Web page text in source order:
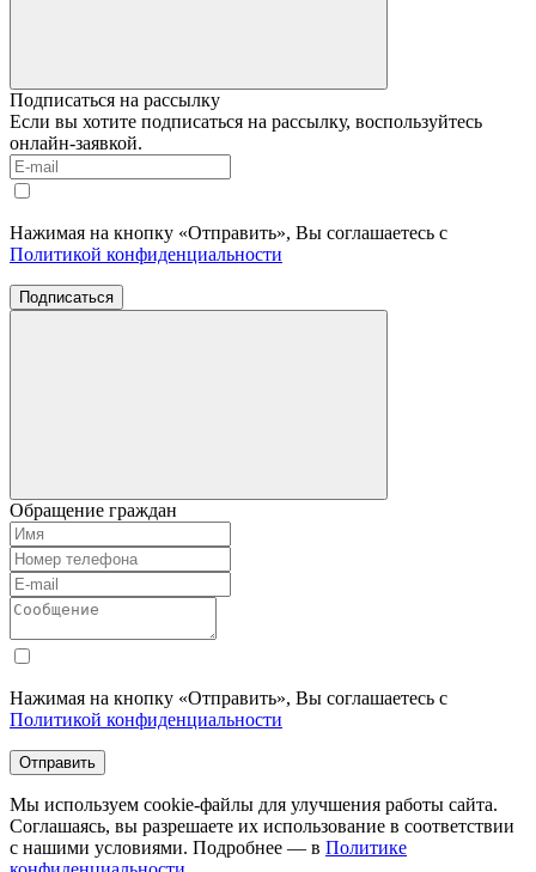
Подписаться на рассылку
Если вы хотите подписаться на рассылку, воспользуйтесь
онлайн-заявкой.
Нажимая на кнопку «Отправить», Вы соглашаетесь с
Политикой конфиденциальности
Подписаться
Обращение граждан
Нажимая на кнопку «Отправить», Вы соглашаетесь с
Политикой конфиденциальности
Отправить
Мы используем cookie-файлы для улучшения работы сайта.
Соглашаясь, вы разрешаете их использование в соответствии
с нашими условиями. Подробнее — в Политике